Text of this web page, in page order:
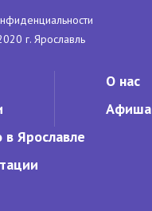
г. Ярославль
О нас
Афиша
в Ярославле